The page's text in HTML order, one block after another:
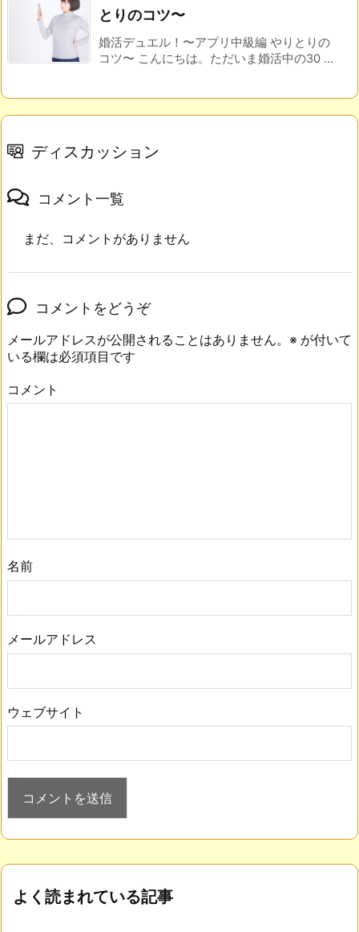
とりのコツ〜
婚活デュエル！〜アプリ中級編 やりとりの
コツ〜 こんにちは。ただいま婚活中の30 ...
ディスカッション
コメント一覧
まだ、コメントがありません
コメントをどうぞ
メールアドレスが公開されることはありません。 ※ が付いて
いる欄は必須項目です
コメント
名前
メールアドレス
ウェブサイト
よく読まれている記事